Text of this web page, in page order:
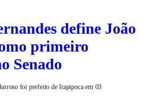
define João
primeiro
Senado
foi prefeito de Itapipoca em 03